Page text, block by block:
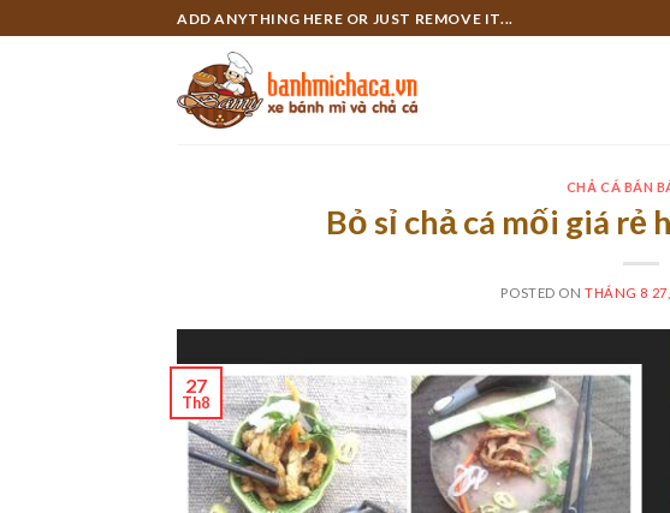
to
ADD ANYTHING HERE OR JUST REMOVE IT...
CHẢ CÁ BÁN
Bỏ sỉ chả cá mối giá rẻ
POSTED ONTHÁNG 8
27
Th8